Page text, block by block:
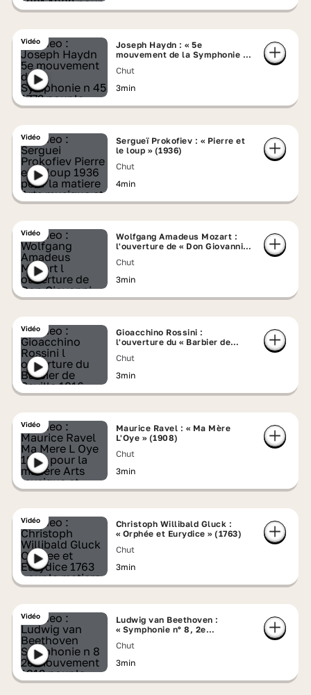
Vidéo
Joseph Haydn : « 5e
mouvement de la Symphonie n°
Chut
3min
Vidéo
Sergueï Prokofiev : « Pierre et
le loup » (1936)
Chut
4min
Vidéo
Wolfgang Amadeus Mozart :
l'ouverture de « Don Giovanni »
Chut
3min
Vidéo
Gioacchino Rossini :
l'ouverture du « Barbier de
Chut
3min
Vidéo
Maurice Ravel : « Ma Mère
L'Oye » (1908)
Chut
3min
Vidéo
Christoph Willibald Gluck :
« Orphée et Eurydice » (1763)
Chut
3min
Vidéo
Ludwig van Beethoven :
« Symphonie n° 8, 2e
Chut
3min